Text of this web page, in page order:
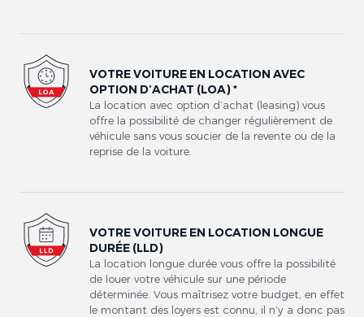
VOTRE VOITURE EN LOCATION AVEC
OPTION D’ACHAT (LOA) *
La location avec option d’achat (leasing) vous
offre la possibilité de changer régulièrement de
véhicule sans vous soucier de la revente ou de la
reprise de la voiture.
VOTRE VOITURE EN LOCATION LONGUE
DURÉE (LLD)
La location longue durée vous offre la possibilité
de louer votre véhicule sur une période
déterminée. Vous maîtrisez votre budget, en effet
le montant des loyers est connu, il n’y a donc pas